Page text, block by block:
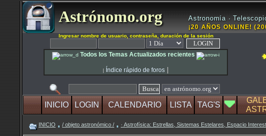
Astrónomo.org Astronomía ·
¡20 AÑOS ONLINE!
Ingresar nombre de usuario, contraseña, duración de la sesión
Todos los Temas Actualizados recientes
| Índice rápido de foros |
INICIO LOGIN CALENDARIO LISTA TAG'S
INICIO / objeto astronómico / · Astrofísica: Estrellas, Sistemas Estelares, Espacio